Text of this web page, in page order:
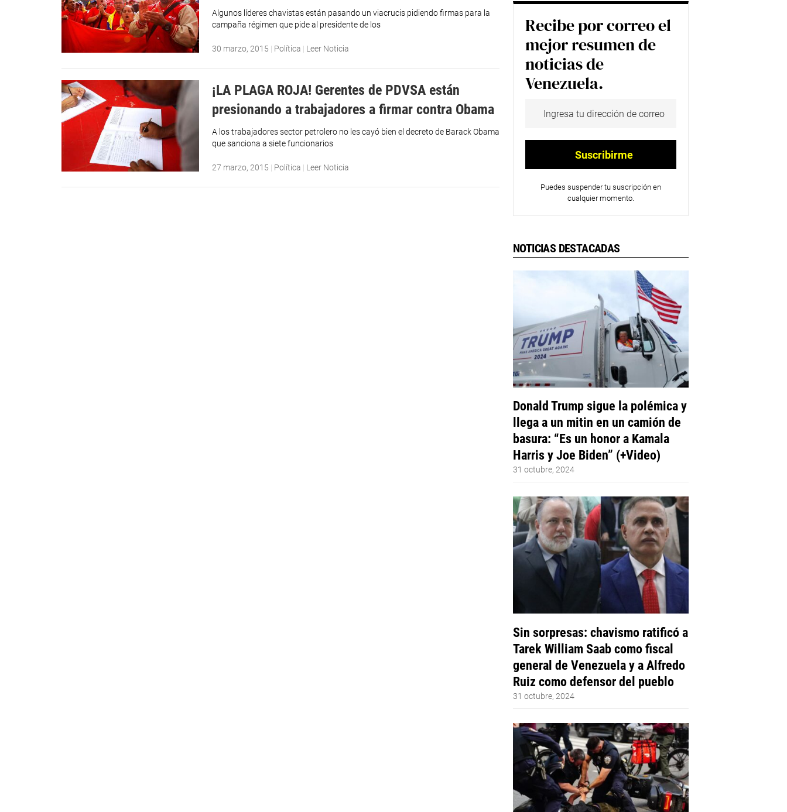
Algunos líderes chavistas están pasando un viacrucis pidiendo firmas para la
campaña régimen que pide al presidente de los
30 marzo, 2015 | Política | Leer Noticia
¡LA PLAGA ROJA! Gerentes de PDVSA están
presionando a trabajadores a firmar contra Obama
A los trabajadores sector petrolero no les cayó bien el decreto de Barack Obama
que sanciona a siete funcionarios
27 marzo, 2015 | Política | Leer Noticia
Recibe por correo el
mejor resumen de
noticias de
Venezuela.
Puedes suspender tu suscripción en
cualquier momento.
NOTICIAS DESTACADAS
Donald Trump sigue la polémica y
llega a un mitin en un camión de
basura: “Es un honor a Kamala
Harris y Joe Biden” (+Video)
31 octubre, 2024
Sin sorpresas: chavismo ratificó a
Tarek William Saab como fiscal
general de Venezuela y a Alfredo
Ruiz como defensor del pueblo
31 octubre, 2024